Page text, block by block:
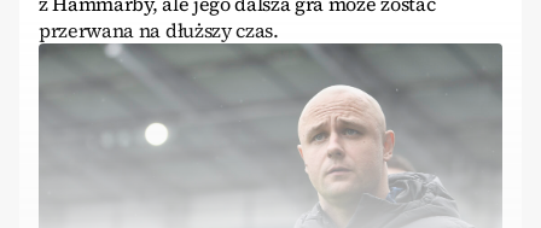
przerwana na dłuższy czas.